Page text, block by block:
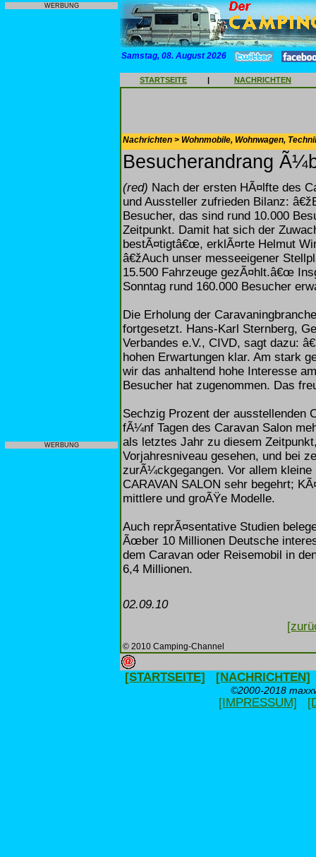
WERBUNG
WERBUNG
Samstag, 08. August 2026
STARTSEITE | NACHRICHTEN
Nachrichten > Wohnmobile, Wohnwagen,
Besucherandrang
(red) Nach der ersten HÃ¤lfte des
und Aussteller zufrieden Bilanz:
Besucher, das sind rund 10.000
Zeitpunkt. Damit hat sich der
bestÃ¤tigtâ€œ, erklÃ¤rte Helmut
â€žAuch unser messeeigener
15.500 Fahrzeuge gezÃ¤hlt.â€œ
Sonntag rund 160.000 Besucher
Die Erholung der
fortgesetzt. Hans-Karl Sternberg,
Verbandes e.V., CIVD, sagt dazu:
hohen Erwartungen klar. Am stark
wir das anhaltend hohe Interesse
Besucher hat zugenommen. Das
Sechzig Prozent der ausstellenden
fÃ¼nf Tagen des Caravan Salon
als letztes Jahr zu diesem
Vorjahresniveau gesehen, und bei
zurÃ¼ckgegangen. Vor allem
CARAVAN SALON sehr begehrt;
mittlere und groÃŸe Modelle.
Auch reprÃ¤sentative Studien
Ãœber 10 Millionen Deutsche
dem Caravan oder Reisemobil in
6,4 Millionen.
02.09.10
© 2010 Camping-Channel
[STARTSEITE] [NACHRICHTEN]
©2000-2018
[IMPRESSUM]